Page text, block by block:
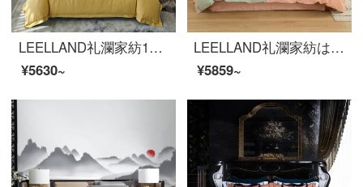
LEELLAND礼瀾家紡100本の新しい中国式刺繍の全綿研毛ベッドの上に4つのセットの純綿を厚くして保温ベッド用品セットの瑾姀赋1.8-2.0メートルベッド/220*240 cm布団カバー
¥5630~
LEELLAND礼瀾家紡は約60本の双株の全綿のすり合わせ工芸品の寝具の4点セットの純綿保温4点セットのジュリエット1.5-1.8メートルのベッド/200*230 cmです。
¥5859~